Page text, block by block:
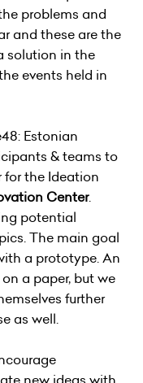
problems and
and these are the
solution in the
events held in
Estonian
& teams to
for the Ideation
Center.
potential
The main goal
a prototype. An
a paper, but we
further
as well.